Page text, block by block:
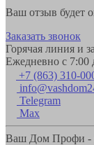
Ваш отзыв будет
Заказать звонок
Горячая линия и
Ежедневно с 7:00
+7 (863) 310-
Telegram
Max
Ваш Дом Профи -